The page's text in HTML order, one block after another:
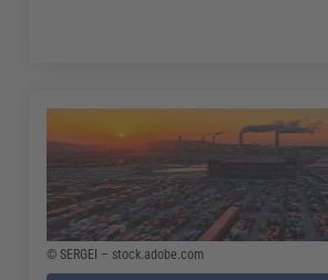
© SERGEI – stock.adobe.com